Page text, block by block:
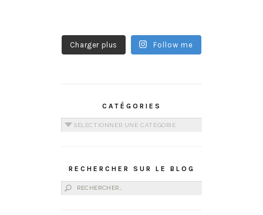
Charger plus Follow me
CATÉGORIES
Catégories
RECHERCHER SUR LE BLOG
Rechercher :